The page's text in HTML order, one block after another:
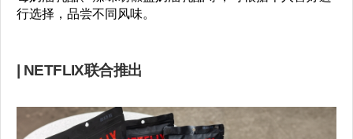
行选择，品尝不同风味。
| NETFLIX联合推出